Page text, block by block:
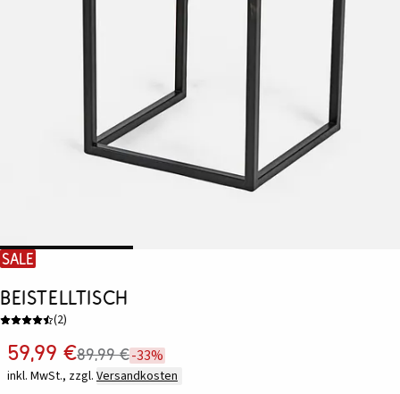
SALE
Beistelltisch
(2)
59,99 €89,99 €-33%
inkl. MwSt., zzgl. Versandkosten